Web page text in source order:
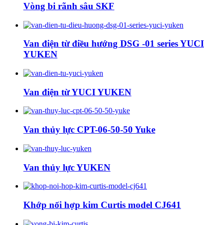
Vòng bi rãnh sâu SKF
Van điện từ điều hướng DSG -01 series YUCI
YUKEN
Van điện từ YUCI YUKEN
Van thủy lực CPT-06-50-50 Yuke
Van thủy lực YUKEN
Khớp nối hợp kim Curtis model CJ641